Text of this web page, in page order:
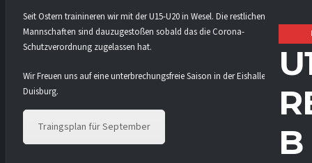
B
Seit Ostern trainineren wir mit der U15-U20 in Wesel. Die restlichen
Mannschaften sind dauzugestoßen sobald das die Corona-
Schutzverordnung zugelassen hat.
Wir Freuen uns auf eine unterbrechungsfreie Saison in der Eishalle
Duisburg.
Traingsplan für September